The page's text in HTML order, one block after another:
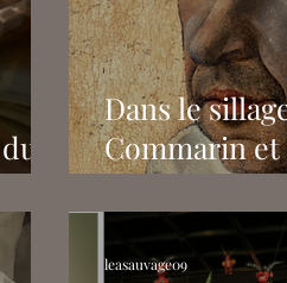
Podcasts Julien
Dans le
Commarin
Capassini
leasauvage09